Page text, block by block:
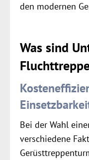
den modernen
Was sind
Bei der Wahl
verschiedene